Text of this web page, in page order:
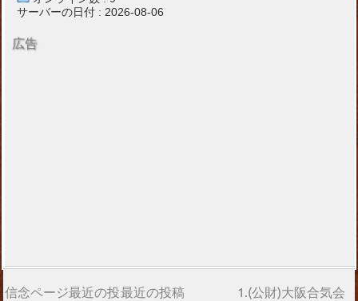
サーバーの日付 : 2026-08-06
広告
信念ページ最近の投最近の投稿
1.(公財)大阪合気会